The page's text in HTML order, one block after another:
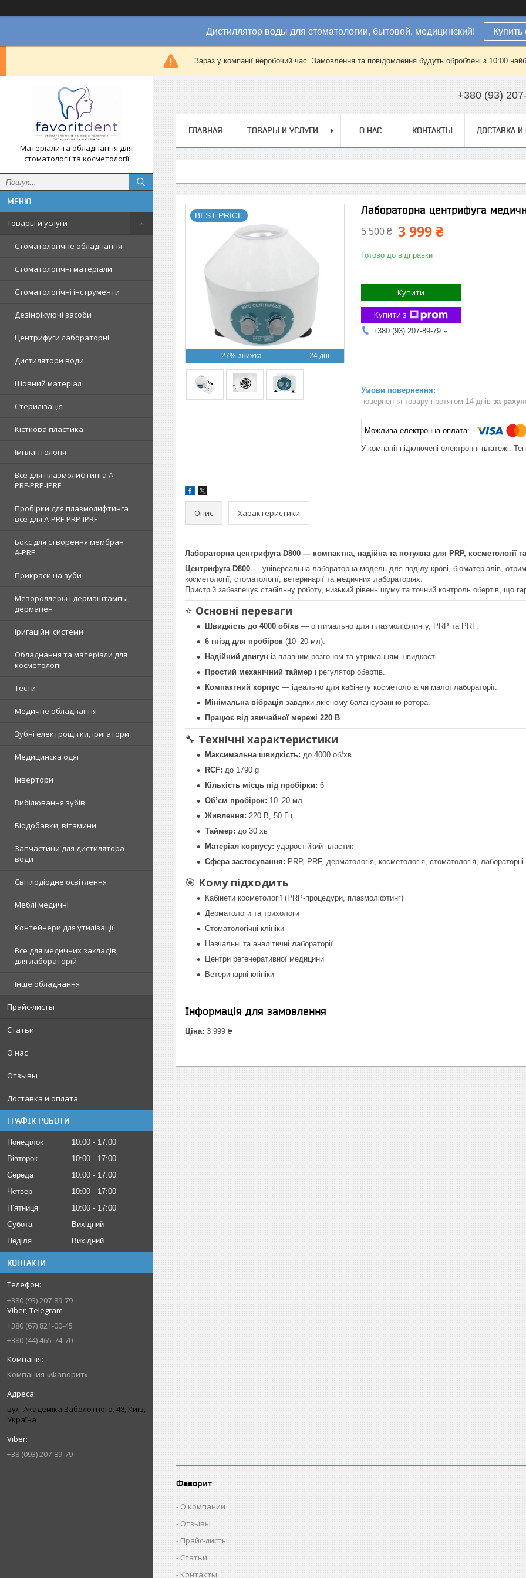
Дистиллятор воды для стоматологии, бытовой, медицинский! Купить
Зараз у компанії неробочий час. Замовлення та повідомлення будуть оброблені з 10:00
Матеріали та обладнання для
стоматології та косметології
Товары и услуги
Стоматологічне обладнання
Стоматологічні матеріали
Стоматологічні інструменти
Дезінфікуючі засоби
Центрифуги лабораторні
Дистилятори води
Шовний матеріал
Стерилізація
Кісткова пластика
Імплантологія
Все для плазмолифтинга A-
PRF-PRP-IPRF
Пробірки для плазмолифтинга
все для A-PRF-PRP-IPRF
Бокс для створення мембран
A-PRF
Прикраси на зуби
Мезороллеры і дермаштампы,
дермапен
Іригаційні системи
Обладнання та матеріали для
косметології
Тести
Медичне обладнання
Зубні електрощітки, іригатори
Медицинска одяг
Інвертори
Вибілювання зубів
Біодобавки, вітамини
Запчастини для дистилятора
води
Світлодіодне освітлення
Меблі медичні
Контейнери для утилізації
Все для медичних закладів,
для лабораторій
Інше обладнання
Прайс-листы
Статьи
О нас
Отзывы
Доставка и оплата
ГРАФІК РОБОТИ
Понеділок 10:00
17:00
Вівторок
10:00
17:00
Середа
10:00
17:00
Четвер
10:00
17:00
Пʼятниця
10:00
17:00
Субота
Вихідний
Неділя
Вихідний
КОНТАКТИ
+380 (93) 207-89-79
Viber, Telegram
+380 (67) 821-00-45
+380 (44) 465-74-70
Компания «Фаворит»
вул. Академіка Заболотного, 48, Київ,
Україна
+38 (093) 207-89-79
+380 (93)
ГЛАВНАЯ ТОВАРЫ И УСЛУГИ О НАС КОНТАКТЫ ДОСТАВКА И
–27% 24 дні
BEST PRICE Лабораторна центрифуга
5 500 ₴ 3 999 ₴
Готово до відправки
Купити
Купити з
+380 (93) 207-89-79
повернення товару протягом 14 днів за
У компанії підключені електронні платежі.
Опис Характеристики
Лабораторна центрифуга D800 — компактна, надійна та потужна для PRP, косметології
Центрифуга D800 — універсальна лабораторна модель для поділу крові, біоматеріалів,
косметології, стоматології, ветеринарії та медичних лабораторіях.
Пристрій забезпечує стабільну роботу, низький рівень шуму та точний контроль обертів, що
⭐ Основні переваги
Швидкість до 4000 об/хв — оптимально для плазмоліфтингу, PRP та PRF.
6 гнізд для пробірок (10–20 мл).
Надійний двигун із плавним розгоном та утриманням швидкості.
Простий механічний таймер і регулятор обертів.
Компактний корпус — ідеально для кабінету косметолога чи малої лабораторії.
Мінімальна вібрація завдяки якісному балансуванню ротора.
Працює від звичайної мережі 220 В.
🔧 Технічні характеристики
Максимальна швидкість: до 4000 об/хв
RCF: до 1790 g
Кількість місць під пробірки: 6
Об’єм пробірок: 10–20 мл
Живлення: 220 В, 50 Гц
Таймер: до 30 хв
Матеріал корпусу: ударостійкий пластик
Сфера застосування: PRP, PRF, дерматологія, косметологія, стоматологія, лабораторні
🎯 Кому підходить
Кабінети косметології (PRP-процедури, плазмоліфтинг)
Дерматологи та трихологи
Стоматологічні клініки
Навчальні та аналітичні лабораторії
Центри регенеративної медицини
Ветеринарні клініки
Інформація для замовлення
Ціна: 3 999 ₴
Фаворит
О компании
Отзывы
Прайс-листы
Статьи
Контакты